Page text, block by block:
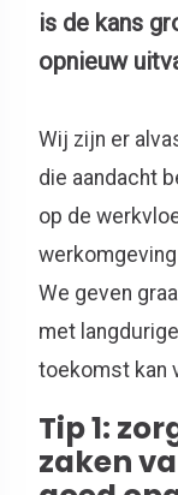
is de kans
opnieuw
Wij zijn er
die aandacht
op de
We geven
met
toekomst kan
Tip 1:
zaken